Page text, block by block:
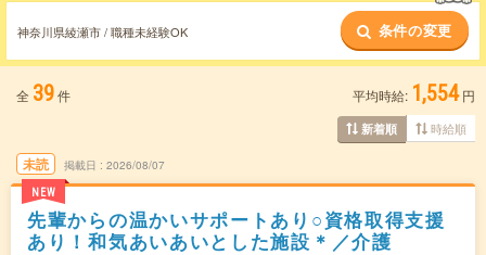
神奈川県綾瀬市 / 職種未経験OK 条件の変更
全 39件 平均時給: 1,554 円
新着順 時給順
未読
NEW
掲載日 2026/08/07
先輩からの温かいサポートあり○資格取得支援
あり！和気あいあいとした施設＊／介護